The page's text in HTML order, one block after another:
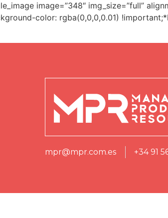
image=”348″ img_size=”full”
color: rgba(0,0,0,0.01)
mpr@mpr.com.es +34 91